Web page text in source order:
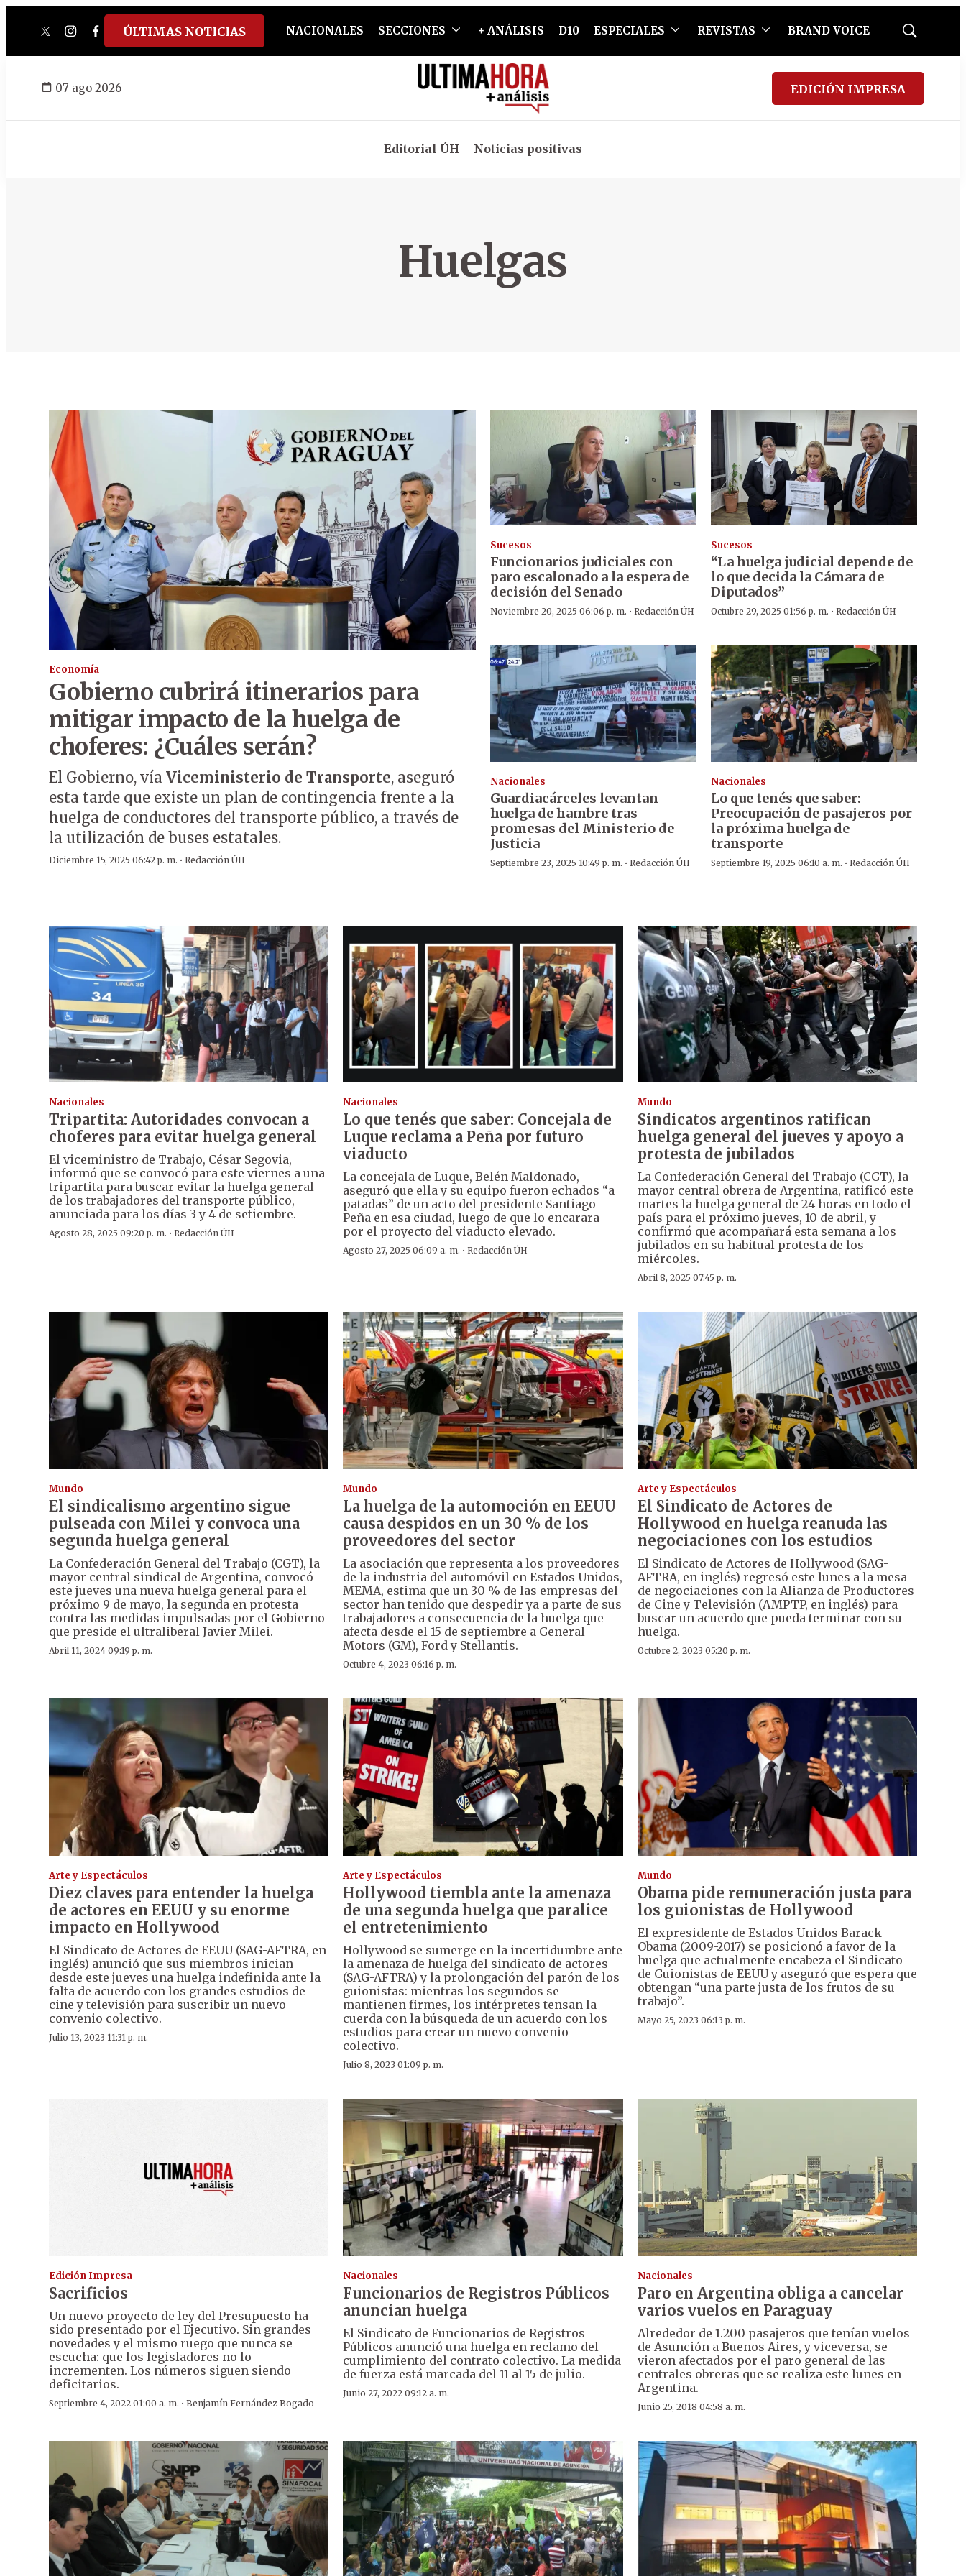
twitterinstagram
facebook
tiktokyoutube
spotify
ÚLTIMAS NOTICIAS NACIONALES SECCIONES + ANÁLISIS D10 ESPECIALES REVISTAS BRAND VOICE
Mostrar
07 ago 2026 EDICIÓN IMPRESA
Editorial ÚH Noticias positivas
Huelgas
Economía
Gobierno cubrirá itinerarios para
mitigar impacto de la huelga de
choferes: ¿Cuáles serán?
El Gobierno, vía Viceministerio de Transporte, aseguró
esta tarde que existe un plan de contingencia frente a la
huelga de conductores del transporte público, a través de
la utilización de buses estatales.
Diciembre 15, 2025 06:42 p. m. · Redacción ÚH
Sucesos
Funcionarios judiciales con
paro escalonado a la espera de
decisión del Senado
Noviembre 20, 2025 06:06 p. m. · Redacción ÚH
Sucesos
“La huelga judicial depende de
lo que decida la Cámara de
Diputados”
Octubre 29, 2025 01:56 p. m. · Redacción ÚH
Nacionales
Guardiacárceles levantan
huelga de hambre tras
promesas del Ministerio de
Justicia
Septiembre 23, 2025 10:49 p. m. · Redacción ÚH
Nacionales
Lo que tenés que saber:
Preocupación de pasajeros por
la próxima huelga de
transporte
Septiembre 19, 2025 06:10 a. m. · Redacción ÚH
Nacionales
Tripartita: Autoridades convocan a
choferes para evitar huelga general
El viceministro de Trabajo, César Segovia,
informó que se convocó para este viernes a una
tripartita para buscar evitar la huelga general
de los trabajadores del transporte público,
anunciada para los días 3 y 4 de setiembre.
Agosto 28, 2025 09:20 p. m. · Redacción ÚH
Nacionales
Lo que tenés que saber: Concejala de
Luque reclama a Peña por futuro
viaducto
La concejala de Luque, Belén Maldonado,
aseguró que ella y su equipo fueron echados “a
patadas” de un acto del presidente Santiago
Peña en esa ciudad, luego de que lo encarara
por el proyecto del viaducto elevado.
Agosto 27, 2025 06:09 a. m. ·Redacción ÚH
Mundo
Sindicatos argentinos ratifican
huelga general del jueves y apoyo a
protesta de jubilados
La Confederación General del Trabajo (CGT), la
mayor central obrera de Argentina, ratificó este
martes la huelga general de 24 horas en todo el
país para el próximo jueves, 10 de abril, y
confirmó que acompañará esta semana a los
jubilados en su habitual protesta de los
miércoles.
Abril 8, 2025 07:45 p. m.
Mundo
El sindicalismo argentino sigue
pulseada con Milei y convoca una
segunda huelga general
La Confederación General del Trabajo (CGT), la
mayor central sindical de Argentina, convocó
este jueves una nueva huelga general para el
próximo 9 de mayo, la segunda en protesta
contra las medidas impulsadas por el Gobierno
que preside el ultraliberal Javier Milei.
Abril 11, 2024 09:19 p. m.
Mundo
La huelga de la automoción en EEUU
causa despidos en un 30 % de los
proveedores del sector
La asociación que representa a los proveedores
de la industria del automóvil en Estados Unidos,
MEMA, estima que un 30 % de las empresas del
sector han tenido que despedir ya a parte de sus
trabajadores a consecuencia de la huelga que
afecta desde el 15 de septiembre a General
Motors (GM), Ford y Stellantis.
Octubre 4, 2023 06:16 p. m.
Arte y Espectáculos
El Sindicato de Actores de
Hollywood en huelga reanuda las
negociaciones con los estudios
El Sindicato de Actores de Hollywood (SAG-
AFTRA, en inglés) regresó este lunes a la mesa
de negociaciones con la Alianza de Productores
de Cine y Televisión (AMPTP, en inglés) para
buscar un acuerdo que pueda terminar con su
huelga.
Octubre 2, 2023 05:20 p. m.
Arte y Espectáculos
Diez claves para entender la huelga
de actores en EEUU y su enorme
impacto en Hollywood
El Sindicato de Actores de EEUU (SAG-AFTRA, en
inglés) anunció que sus miembros inician
desde este jueves una huelga indefinida ante la
falta de acuerdo con los grandes estudios de
cine y televisión para suscribir un nuevo
convenio colectivo.
Julio 13, 2023 11:31 p. m.
Arte y Espectáculos
Hollywood tiembla ante la amenaza
de una segunda huelga que paralice
el entretenimiento
Hollywood se sumerge en la incertidumbre ante
la amenaza de huelga del sindicato de actores
(SAG-AFTRA) y la prolongación del parón de los
guionistas: mientras los segundos se
mantienen firmes, los intérpretes tensan la
cuerda con la búsqueda de un acuerdo con los
estudios para crear un nuevo convenio
colectivo.
Julio 8, 2023 01:09 p. m.
Mundo
Obama pide remuneración justa para
los guionistas de Hollywood
El expresidente de Estados Unidos Barack
Obama (2009-2017) se posicionó a favor de la
huelga que actualmente encabeza el Sindicato
de Guionistas de EEUU y aseguró que espera que
obtengan “una parte justa de los frutos de su
trabajo”.
Mayo 25, 2023 06:13 p. m.
Edición Impresa
Sacrificios
Un nuevo proyecto de ley del Presupuesto ha
sido presentado por el Ejecutivo. Sin grandes
novedades y el mismo ruego que nunca se
escucha: que los legisladores no lo
incrementen. Los números siguen siendo
deficitarios.
Septiembre 4, 2022 01:00 a. m. · Benjamín Fernández Bogado
Nacionales
Funcionarios de Registros Públicos
anuncian huelga
El Sindicato de Funcionarios de Registros
Públicos anunció una huelga en reclamo del
cumplimiento del contrato colectivo. La medida
de fuerza está marcada del 11 al 15 de julio.
Junio 27, 2022 09:12 a. m.
Nacionales
Paro en Argentina obliga a cancelar
varios vuelos en Paraguay
Alrededor de 1.200 pasajeros que tenían vuelos
de Asunción a Buenos Aires, y viceversa, se
vieron afectados por el paro general de las
centrales obreras que se realiza este lunes en
Argentina.
Junio 25, 2018 04:58 a. m.